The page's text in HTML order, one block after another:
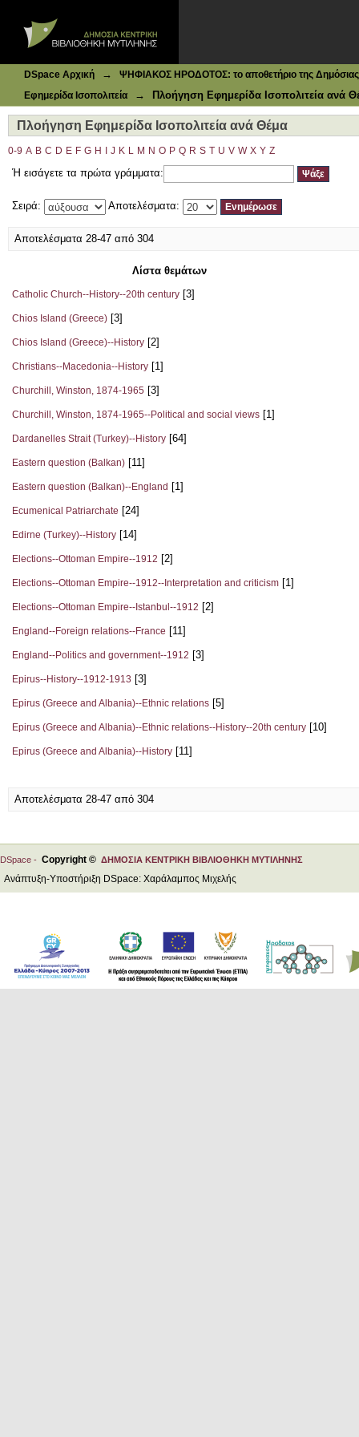
DSpace Αρχική →
ΨΗΦΙΑΚΟΣ ΗΡΟΔΟΤΟΣ: το αποθετήριο της Δημόσιας
Εφημερίδα Ισοπολιτεία
→ Πλοήγηση Εφημερίδα Ισοπολιτεία ανά
Πλοήγηση Εφημερίδα Ισοπολιτεία ανά Θέμα
0-9 A B C D E F G H J K L M N O P Q R S T U V W X Y Z
Ή εισάγετε τα πρώτα γράμματα:
Σειρά: Αποτελέσματα:
Αποτελέσματα 28-47 από 304
Λίστα θεμάτων
Catholic Church--History--20th century [3]
Chios Island (Greece) [3]
Chios Island (Greece)--History [2]
Christians--Macedonia--History [1]
Churchill, Winston, 1874-1965 [3]
Churchill, Winston, 1874-1965--Political and social views [1]
Dardanelles Strait (Turkey)--History [64]
Eastern question (Balkan) [11]
Eastern question (Balkan)--England [1]
Ecumenical Patriarchate [24]
Edirne (Turkey)--History [14]
Elections--Ottoman Empire--1912 [2]
Elections--Ottoman Empire--1912--Interpretation and criticism [1]
Elections--Ottoman Empire--Istanbul--1912 [2]
England--Foreign relations--France [11]
England--Politics and government--1912 [3]
Epirus--History--1912-1913 [3]
Epirus (Greece and Albania)--Ethnic relations [5]
Epirus (Greece and Albania)--Ethnic relations--History--20th century [10]
Epirus (Greece and Albania)--History [11]
Αποτελέσματα 28-47 από 304
DSpace - Copyright © ΔΗΜΟΣΙΑ ΚΕΝΤΡΙΚΗ ΒΙΒΛΙΟΘΗΚΗ ΜΥΤΙΛΗΝΗΣ
Ανάπτυξη-Υποστήριξη DSpace: Χαράλαμπος Μιχελής